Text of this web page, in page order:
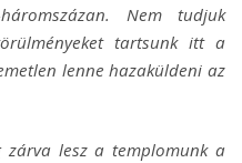
Nem tudjuk
tartsunk itt a
lenne hazaküldeni az
zárva lesz a templomunk a